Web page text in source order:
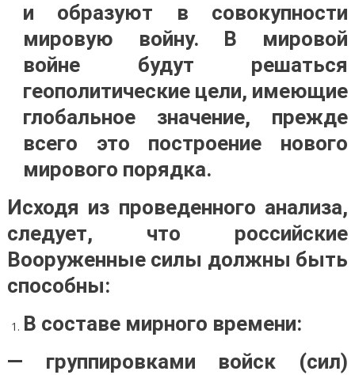
и образуют в совокупности
мировую войну. В мировой
войне будут решаться
геополитические цели, имеющие
глобальное значение, прежде
всего это построение нового
мирового порядка.
Исходя из проведенного анализа,
следует, что российские
Вооруженные силы должны быть
способны:
В составе мирного времени:
— группировками войск (сил)